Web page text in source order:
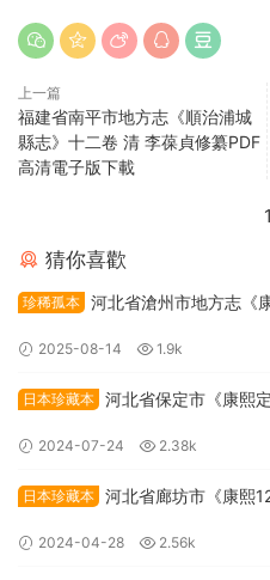
上一篇
福建省南平市地方志《順治浦城
縣志》十二卷 清 李葆貞修纂PDF
高清電子版下載
1
猜你喜歡
珍稀孤本 河北省滄州市地方志《
2025-08-14 1.9k
日本珍藏本 河北省保定市《康熙
2024-07-24 2.38k
日本珍藏本 河北省廊坊市《康熙
2024-04-28 2.56k